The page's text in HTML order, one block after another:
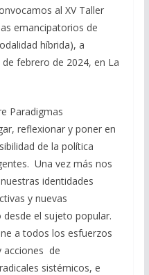
al XV Taller
emancipatorios de
híbrida), a
febrero de 2024, en La
Paradigmas
reflexionar y poner en
de la política
Una vez más nos
identidades
y nuevas
el sujeto popular.
a todos los esfuerzos
acciones de
sistémicos, e